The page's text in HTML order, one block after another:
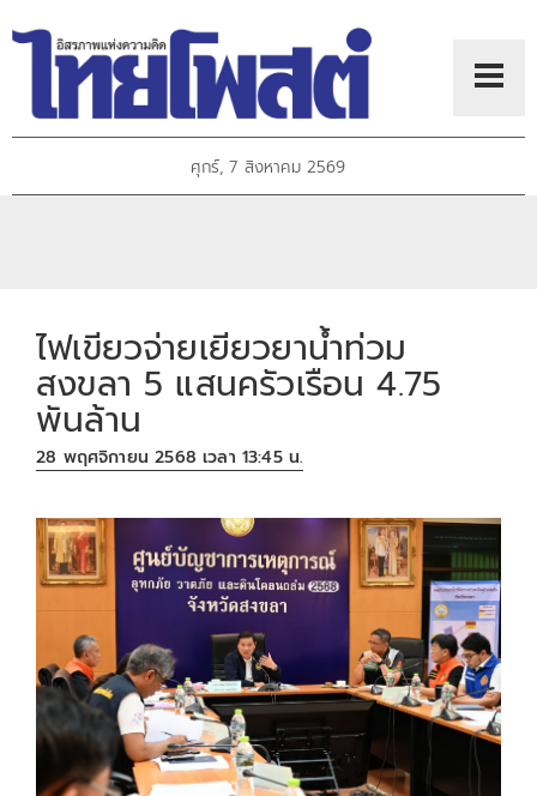
ศุกร์, 7 สิงหาคม 2569
ไฟเขียวจ่ายเยียวยาน้ำท่วม
สงขลา 5 แสนครัวเรือน 4.75
พันล้าน
28 พฤศจิกายน 2568 เวลา 13:45 น.